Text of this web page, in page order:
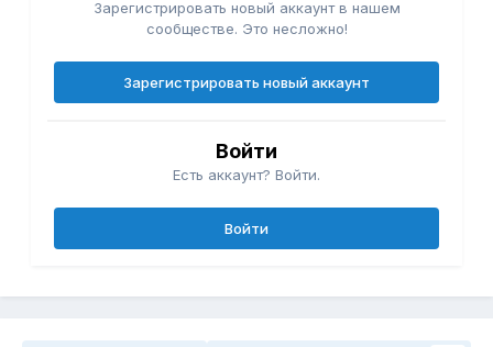
Зарегистрировать новый аккаунт в нашем
сообществе. Это несложно!
Зарегистрировать новый аккаунт
Войти
Есть аккаунт? Войти.
Войти